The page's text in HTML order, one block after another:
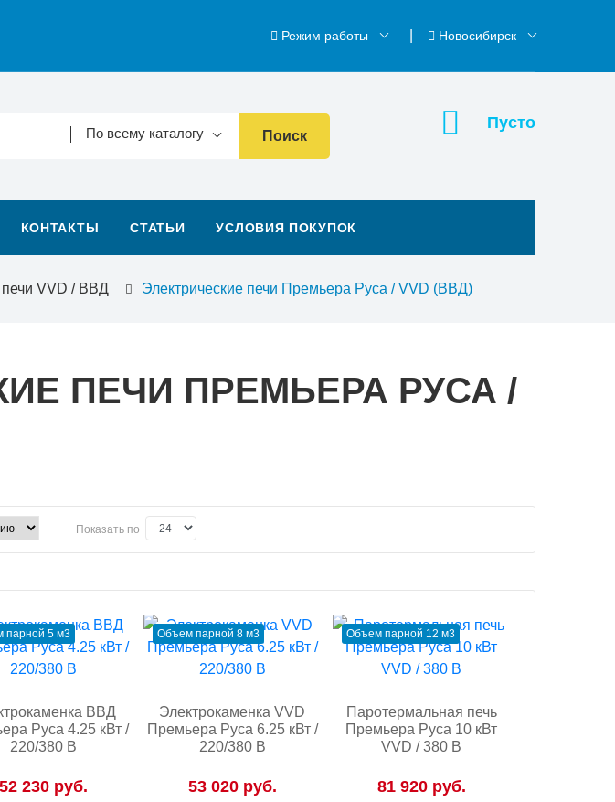
Режим работы Новосибирск
По всему каталогу Поиск
КОНТАКТЫ СТАТЬИ УСЛОВИЯ ПОКУПОК
Пусто
печи VVD / ВВД Электрические печи Премьера Руса / VVD (ВВД)
ПЕЧИ ПРЕМЬЕРА РУСА /
Показать по
парной 5 м3
ВВД
Руса 4.25 кВт /
220/380 В
52 230 руб.
Объем парной 8 м3
Электрокаменка VVD
Премьера Руса 6.25 кВт /
220/380 В
53 020 руб.
Объем парной 12 м3
Паротермальная печь
Премьера Руса 10 кВт
VVD / 380 В
81 920 руб.